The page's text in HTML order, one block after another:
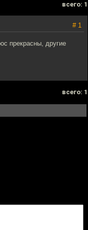
всего: 1
# 1
прекрасны, другие
всего: 1